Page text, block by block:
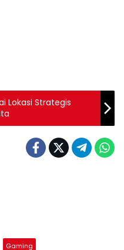
Lokasi Strategis
Gaming